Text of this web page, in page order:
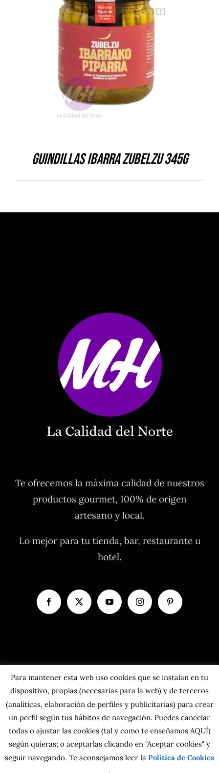
DETALLES
Guindillas Ibarra Zubelzu 345g
Te ofrecemos la máxima calidad de nuestros
productos gourmet, 100% de origen
artesano y local.
Lo mejor para tu tienda, bar, restaurante u
hotel.
Copyright 2026 MahatsHerri La Calidad del Norte S.L. | Todos los
derechos reservados.
Para mantener esta web uso cookies que se instalan en tu
dispositivo, propias (necesarias para la web) y de terceros
(analíticas, elaboración de perfiles y publicitarias) para crear
un perfil según tus hábitos de navegación. Puedes cancelar
todas o ajustar las cookies(tal y como te enseñamos AQUÍ)
según quieras; o aceptarlas clicando en "Aceptar cookies" y
seguir navegando. Te aconsejamos leer la Política de Cookies
.